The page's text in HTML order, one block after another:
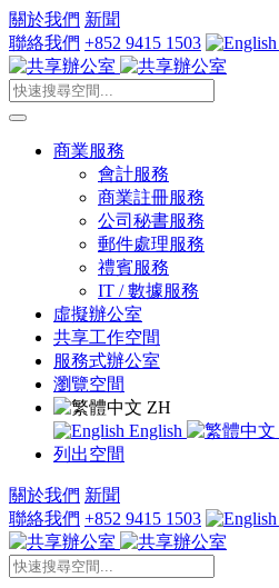
關於我們 新聞
聯絡我們 +852 9415 1503
商業服務
會計服務
商業註冊服務
公司秘書服務
郵件處理服務
禮賓服務
IT / 數據服務
虛擬辦公室
共享工作空間
服務式辦公室
瀏覽空間
ZH
English
列出空間
關於我們 新聞
聯絡我們 +852 9415 1503